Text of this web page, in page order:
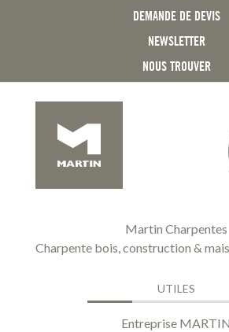
DEMANDE DE DEVIS
NEWSLETTER
NOUS TROUVER
Martin Charpentes
Charpente bois, construction &
UTILES
Entreprise MARTIN